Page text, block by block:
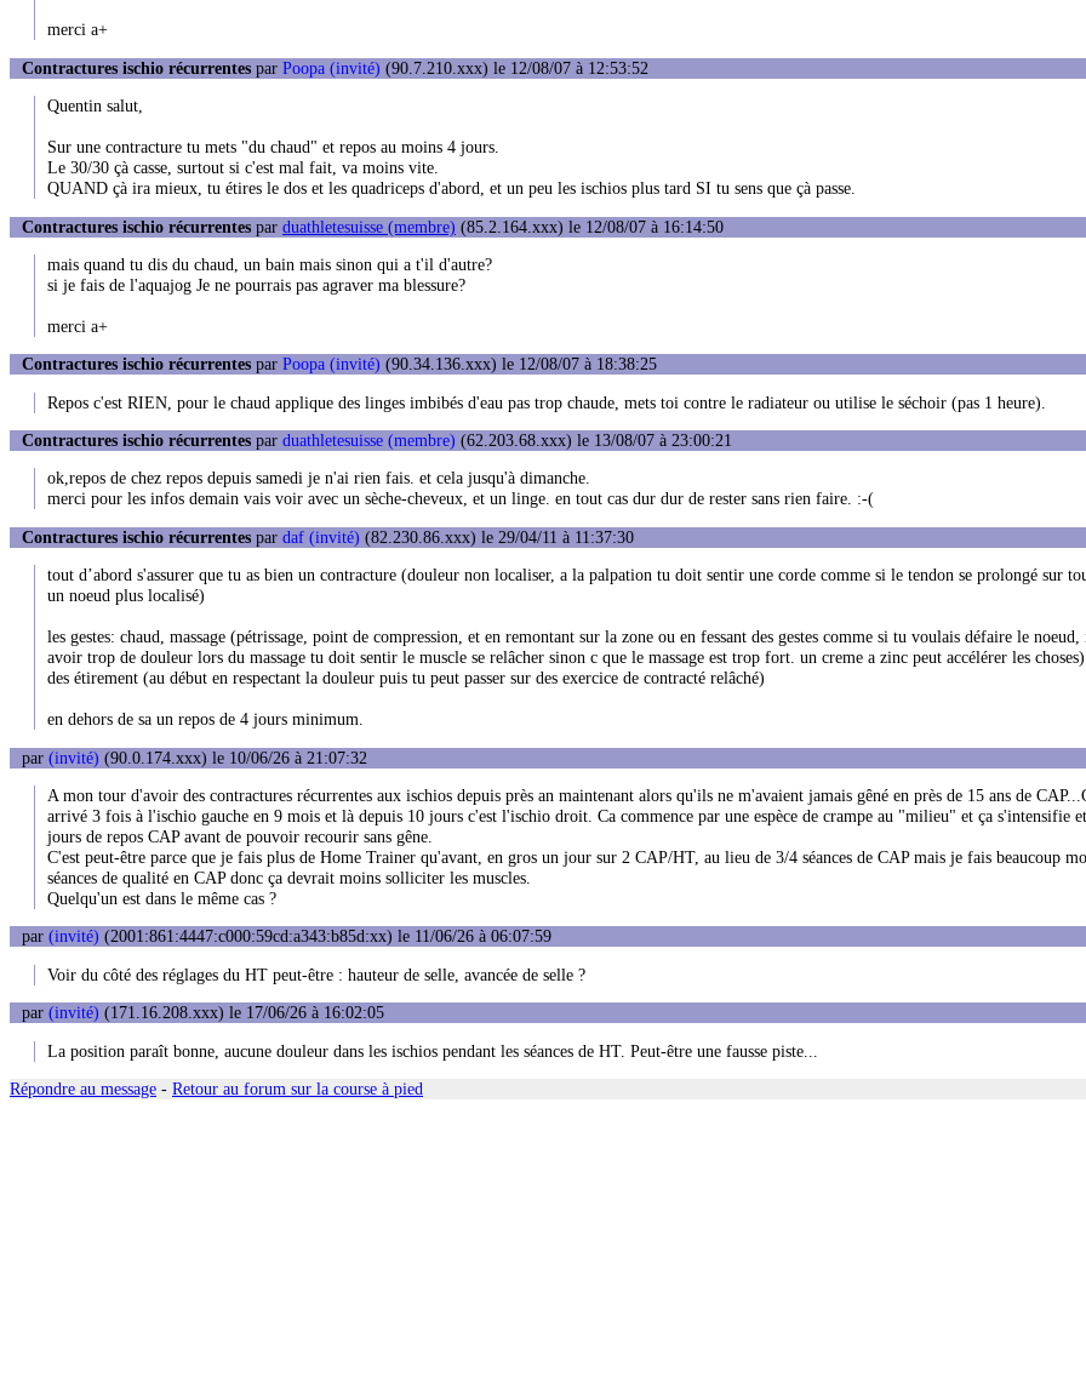
merci a+
Contractures ischio récurrentes par Poopa (invité) (90.7.210.xxx) le 12/08/07 à 12:53:52
Quentin salut,
Sur une contracture tu mets "du chaud" et repos au moins 4 jours.
Le 30/30 çà casse, surtout si c'est mal fait, va moins vite.
QUAND çà ira mieux, tu étires le dos et les quadriceps d'abord, et un peu les ischios plus tard SI tu sens que çà passe.
Contractures ischio récurrentes par duathletesuisse (membre) (85.2.164.xxx) le 12/08/07 à 16:14:50
mais quand tu dis du chaud, un bain mais sinon qui a t'il d'autre?
si je fais de l'aquajog Je ne pourrais pas agraver ma blessure?
merci a+
Contractures ischio récurrentes par Poopa (invité) (90.34.136.xxx) le 12/08/07 à 18:38:25
Repos c'est RIEN, pour le chaud applique des linges imbibés d'eau pas trop chaude, mets toi contre le radiateur ou utilise le séchoir (pas 1 heure).
Contractures ischio récurrentes par duathletesuisse (membre) (62.203.68.xxx) le 13/08/07 à 23:00:21
ok,repos de chez repos depuis samedi je n'ai rien fais. et cela jusqu'à dimanche.
merci pour les infos demain vais voir avec un sèche-cheveux, et un linge. en tout cas dur dur de rester sans rien faire. :-(
Contractures ischio récurrentes par daf (invité) (82.230.86.xxx) le 29/04/11 à 11:37:30
tout d’abord s'assurer que tu as bien un contracture (douleur non localiser, a la palpation tu doit sentir une corde comme si le tendon se prolongé sur
un noeud plus localisé)
les gestes: chaud, massage (pétrissage, point de compression, et en remontant sur la zone ou en fessant des gestes comme si tu voulais défaire le
avoir trop de douleur lors du massage tu doit sentir le muscle se relâcher sinon c que le massage est trop fort. un creme a zinc peut accélérer les
des étirement (au début en respectant la douleur puis tu peut passer sur des exercice de contracté relâché)
en dehors de sa un repos de 4 jours minimum.
par (invité) (90.0.174.xxx) le 10/06/26 à 21:07:32
A mon tour d'avoir des contractures récurrentes aux ischios depuis près an maintenant alors qu'ils ne m'avaient jamais gêné en près de 15 ans de
arrivé 3 fois à l'ischio gauche en 9 mois et là depuis 10 jours c'est l'ischio droit. Ca commence par une espèce de crampe au "milieu" et ça s'intensifie
jours de repos CAP avant de pouvoir recourir sans gêne.
C'est peut-être parce que je fais plus de Home Trainer qu'avant, en gros un jour sur 2 CAP/HT, au lieu de 3/4 séances de CAP mais je fais beaucoup
séances de qualité en CAP donc ça devrait moins solliciter les muscles.
Quelqu'un est dans le même cas ?
par (invité) (2001:861:4447:c000:59cd:a343:b85d:xx) le 11/06/26 à 06:07:59
Voir du côté des réglages du HT peut-être : hauteur de selle, avancée de selle ?
par (invité) (171.16.208.xxx) le 17/06/26 à 16:02:05
La position paraît bonne, aucune douleur dans les ischios pendant les séances de HT. Peut-être une fausse piste...
Répondre au message - Retour au forum sur la course à pied